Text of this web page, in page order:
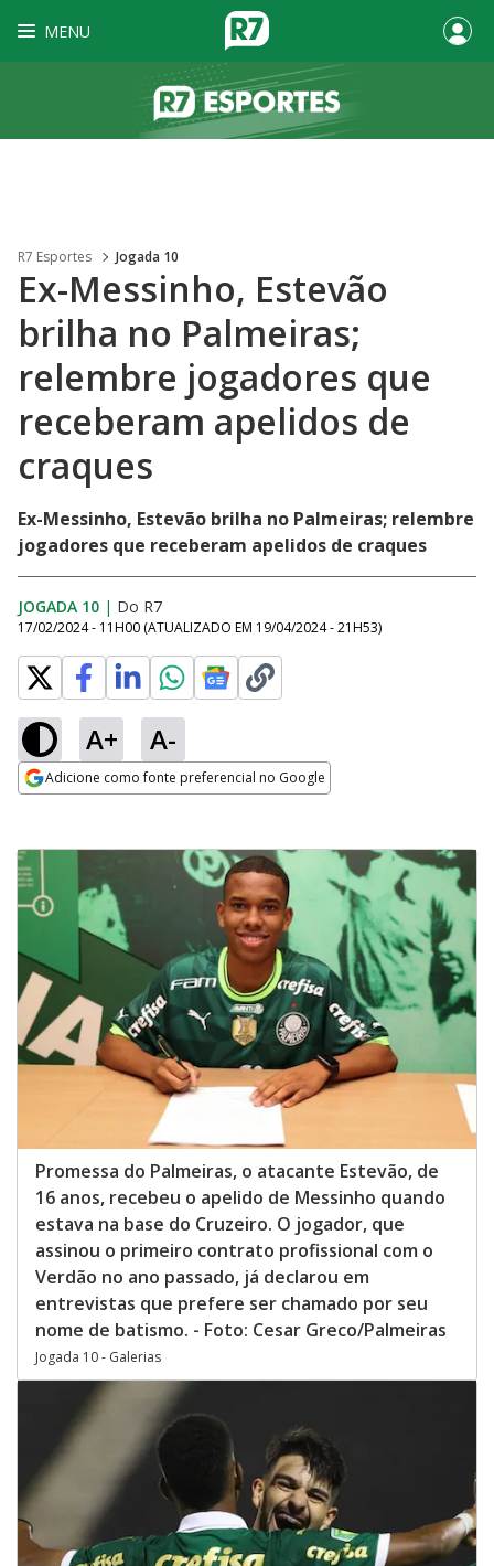
MENU
R7 Esportes Jogada 10
Ex-Messinho, Estevão
brilha no Palmeiras;
relembre jogadores que
receberam apelidos de
craques
Ex-Messinho, Estevão brilha no Palmeiras; relembre
jogadores que receberam apelidos de craques
JOGADA 10 | Do R7
17/02/2024 - 11H00 (ATUALIZADO EM 19/04/2024 - 21H53)
A+ A-
Adicione como fonte preferencial no Google
Promessa do Palmeiras, o atacante Estevão, de
16 anos, recebeu o apelido de Messinho quando
estava na base do Cruzeiro. O jogador, que
assinou o primeiro contrato profissional com o
Verdão no ano passado, já declarou em
entrevistas que prefere ser chamado por seu
nome de batismo. - Foto: Cesar Greco/Palmeiras
Jogada 10 - Galerias